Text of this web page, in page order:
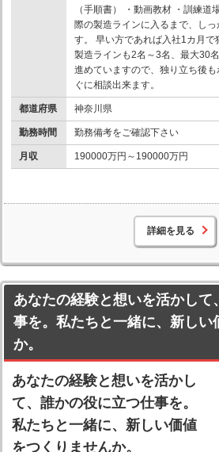
（手順書） ・動画教材 ・訓練道
際の製造ラインに入るまで、し
す。 早い方であれば入社1カ月
製造ラインも2名～3名、最大30
進めていますので、独り立ち後
ぐに相談出来ます。
都道府県 神奈川県
勤務時間 勤務備考をご確認下さい
月収 190000万円～190000万円
詳細を見る
あなたの経験と想いを活かして
事を。私たちと一緒に、新しい
か。
あなたの経験と想いを活かし
て、誰かの役に立つ仕事を。
私たちと一緒に、新しい価値
をつくりませんか。